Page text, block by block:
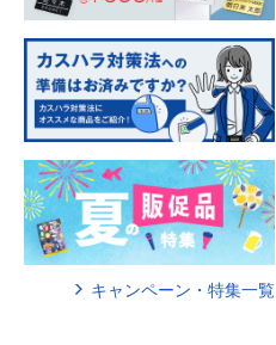
キャンペーン・特集一覧